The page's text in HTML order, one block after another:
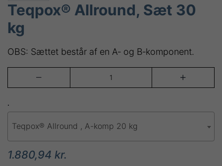
Teqpox® Allround, Sæt 30
kg
OBS: Sættet består af en A‑ og B‑komponent.
 
.
Teqpox® Allround , A-komp 20 kg
1.880,94 kr.